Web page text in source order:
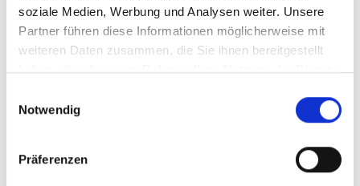
soziale Medien, Werbung und Analysen weiter. Unsere
Partner führen diese Informationen möglicherweise mit
weiteren Daten zusammen, die Sie ihnen bereitgestellt
haben oder die sie im Rahmen Ihrer Nutzung der Dienste
Notwendig
Präferenzen
Keine Produkte gefunden.